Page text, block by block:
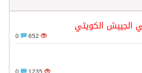
الجييش الكويتي
652